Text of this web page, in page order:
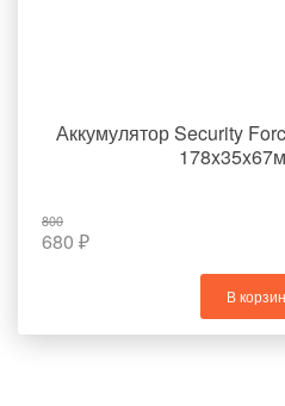
Аккумулятор Security
800
680 ₽
В